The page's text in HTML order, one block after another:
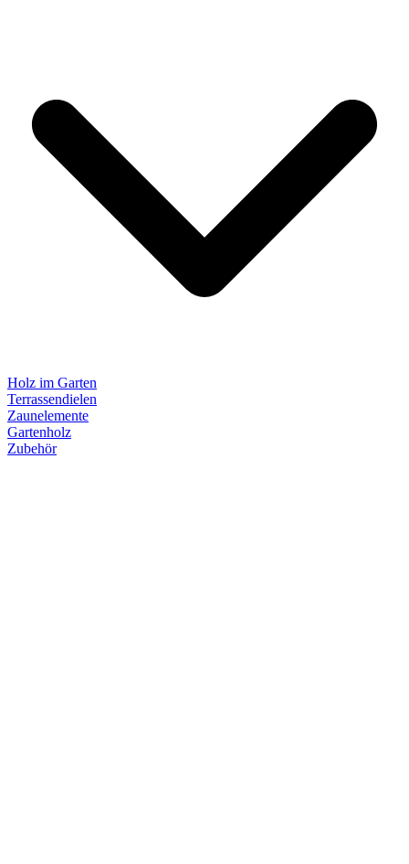
Holz im Garten
Terrassendielen
Zaunelemente
Gartenholz
Zubehör